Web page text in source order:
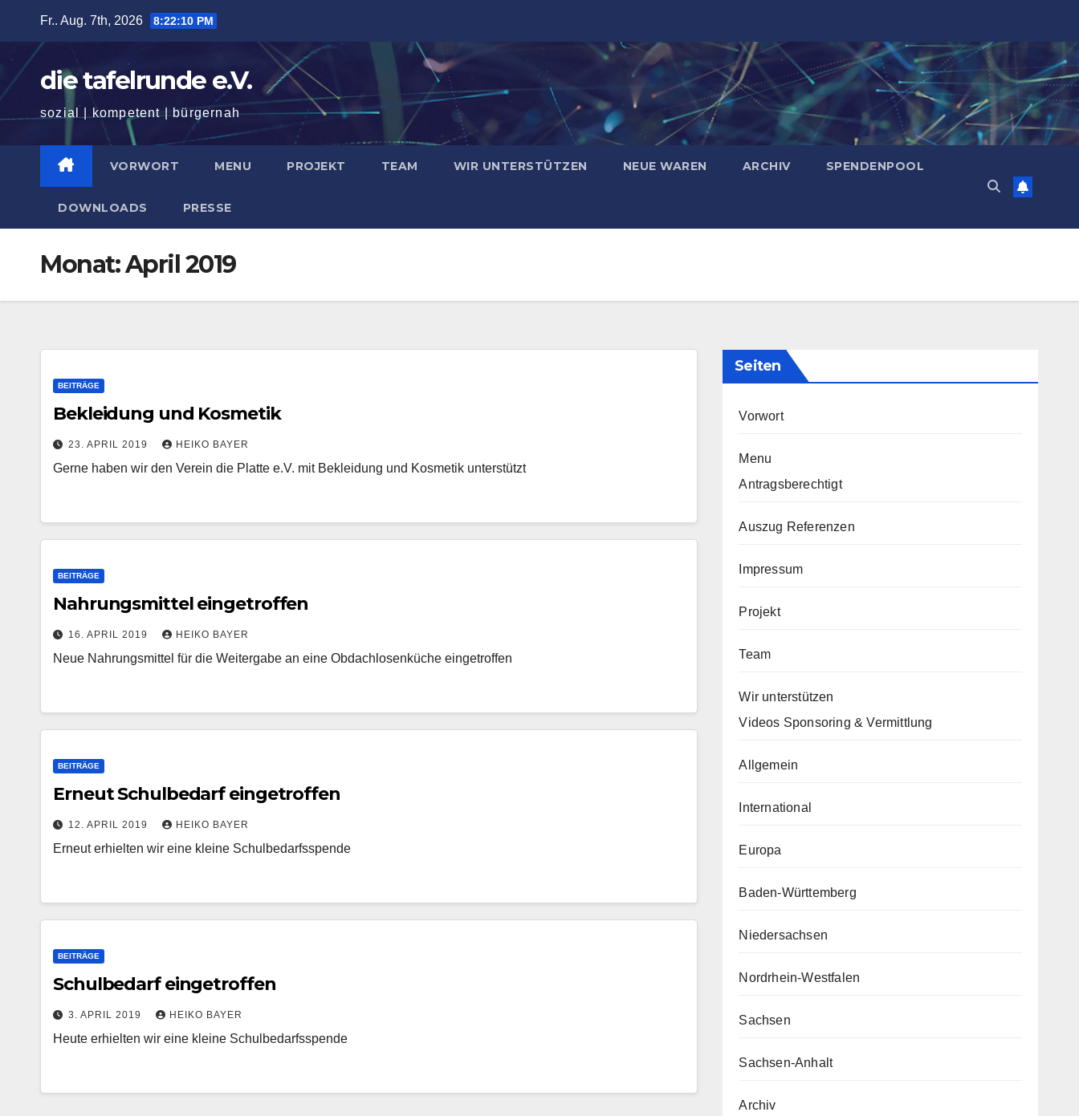
springen
Fr.. Aug. 7th, 2026 8:22:11 PM
die tafelrunde e.V.
sozial | kompetent | bürgernah
VORWORT MENU PROJEKT TEAM WIR UNTERSTÜTZEN NEUE WAREN ARCHIV SPENDENPOOL
DOWNLOADS PRESSE
Monat:April 2019
BEITRÄGE
Bekleidung und Kosmetik
23. APRIL 2019 HEIKO BAYER
Gerne haben wir den Verein die Platte e.V. mit Bekleidung und Kosmetik unterstützt
BEITRÄGE
Nahrungsmittel eingetroffen
16. APRIL 2019 HEIKO BAYER
Neue Nahrungsmittel für die Weitergabe an eine Obdachlosenküche eingetroffen
BEITRÄGE
Erneut Schulbedarf eingetroffen
12. APRIL 2019 HEIKO BAYER
Erneut erhielten wir eine kleine Schulbedarfsspende
BEITRÄGE
Schulbedarf eingetroffen
3. APRIL 2019 HEIKO BAYER
Heute erhielten wir eine kleine Schulbedarfsspende
Seiten
Vorwort
Menu
Antragsberechtigt
Auszug Referenzen
Impressum
Projekt
Team
Wir unterstützen
Videos Sponsoring & Vermittlung
Allgemein
International
Europa
Baden-Württemberg
Niedersachsen
Nordrhein-Westfalen
Sachsen
Sachsen-Anhalt
Archiv